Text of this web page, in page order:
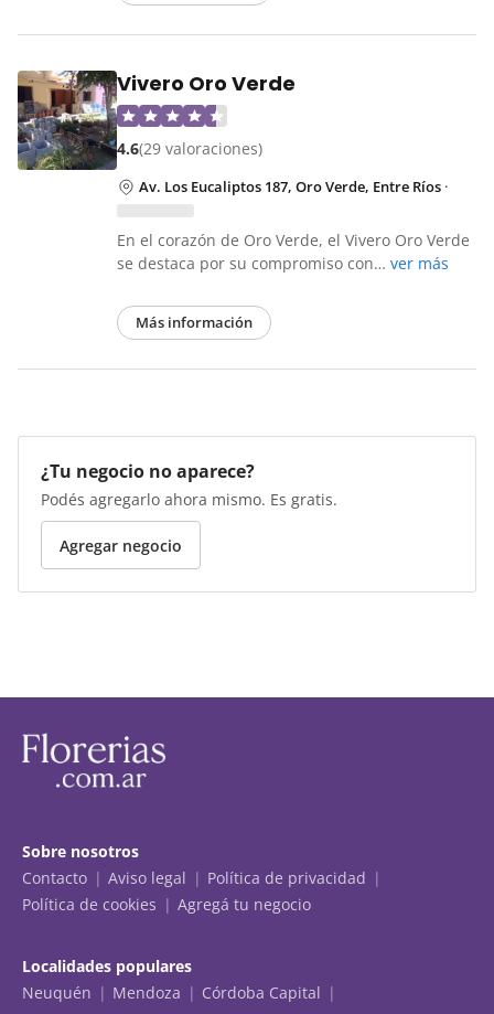
Vivero Oro Verde
4.6(29 valoraciones)
Av. Los Eucaliptos 187, Oro Verde, Entre Ríos ·
En el corazón de Oro Verde, el Vivero Oro Verde
se destaca por su compromiso con… ver más
Más información
¿Tu negocio no aparece?
Podés agregarlo ahora mismo. Es gratis.
Agregar negocio
Sobre nosotros
Contacto
Aviso legal
Política de privacidad
Política de cookies
Agregá tu negocio
Localidades populares
Neuquén
Mendoza
Córdoba Capital